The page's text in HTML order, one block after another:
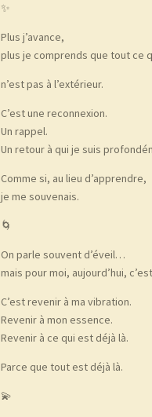
✨
Plus j’avance,
plus je comprends que tout ce
n’est pas à l’extérieur.
C’est une reconnexion.
Un rappel.
Un retour à qui je suis
Comme si, au lieu d’apprendre,
je me souvenais.
🌀
On parle souvent d’éveil…
mais pour moi, aujourd’hui,
C’est revenir à ma vibration.
Revenir à mon essence.
Revenir à ce qui est déjà là.
Parce que tout est déjà là.
💫